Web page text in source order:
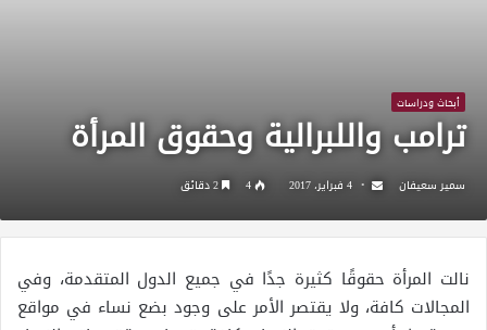
أبحاث ودراسات
ترامب واللبرالية وحقوق المرأة
سمير سعيفان 4 فبراير، 2017 4
نالت المرأة حقوقًا كثيرة جدًا في جميع الدول المتقدمة، وفي
المجالات كافة، ولا يقتصر الأمر على وجود بضع نساء في مواقع